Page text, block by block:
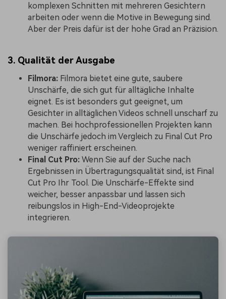
komplexen Schnitten mit mehreren Gesichtern
arbeiten oder wenn die Motive in Bewegung sind.
Aber der Preis dafür ist der hohe Grad an Präzision.
3. Qualität der Ausgabe
Filmora: Filmora bietet eine gute, saubere
Unschärfe, die sich gut für alltägliche Inhalte
eignet. Es ist besonders gut geeignet, um
Gesichter in alltäglichen Videos schnell unscharf zu
machen. Bei hochprofessionellen Projekten kann
die Unschärfe jedoch im Vergleich zu Final Cut Pro
weniger raffiniert erscheinen.
Final Cut Pro: Wenn Sie auf der Suche nach
Ergebnissen in Übertragungsqualität sind, ist Final
Cut Pro Ihr Tool. Die Unschärfe-Effekte sind
weicher, besser anpassbar und lassen sich
reibungslos in High-End-Videoprojekte
integrieren.